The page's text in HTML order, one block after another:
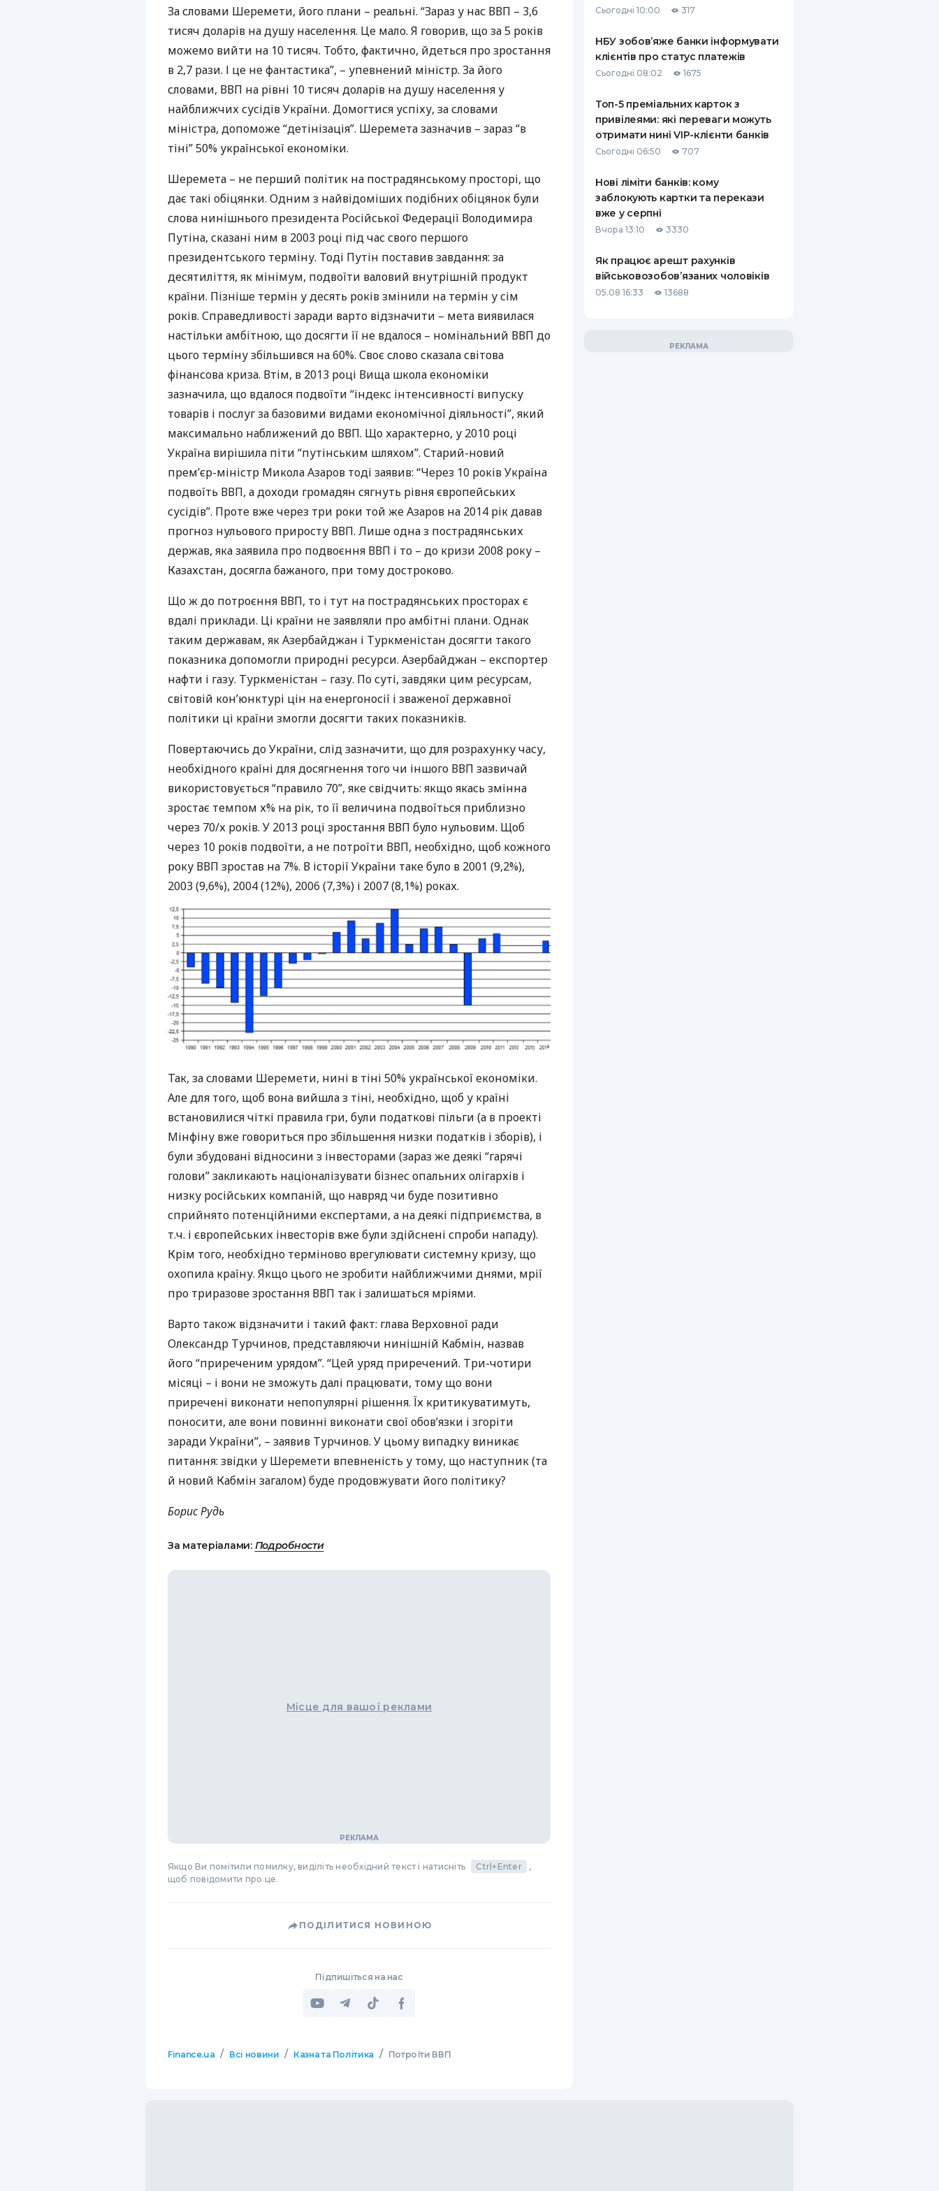
КАРТОК
КЕШБЕКУ
ПУТІВНИКИ ПО
СТРАХУВАННЮ
ВСІ СТРАХОВІ ПОЛІСИ
ВІДГУКИ ПРО СТРАХОВІ
КОМПАНІЇ
КОНТАКТИ
За словами Шеремети, його плани – реальні. “Зараз у нас ВВП – 3,6
тисяч доларів на душу населення. Це мало. Я говорив, що за 5 років
можемо вийти на 10 тисяч. Тобто, фактично, йдеться про зростання
в 2,7 рази. І це не фантастика”, – упевнений міністр. За його
словами, ВВП на рівні 10 тисяч доларів на душу населення у
найближчих сусідів України. Домогтися успіху, за словами
міністра, допоможе “детінізація”. Шеремета зазначив – зараз “в
тіні” 50% української економіки.
Шеремета – не перший політик на пострадянському просторі, що
дає такі обіцянки. Одним з найвідоміших подібних обіцянок були
слова нинішнього президента Російської Федерації Володимира
Путіна, сказані ним в 2003 році під час свого першого
президентського терміну. Тоді Путін поставив завдання: за
десятиліття, як мінімум, подвоїти валовий внутрішній продукт
країни. Пізніше термін у десять років змінили на термін у сім
років. Справедливості заради варто відзначити – мета виявилася
настільки амбітною, що досягти її не вдалося – номінальний ВВП до
цього терміну збільшився на 60%. Своє слово сказала світова
фінансова криза. Втім, в 2013 році Вища школа економіки
зазначила, що вдалося подвоїти “індекс інтенсивності випуску
товарів і послуг за базовими видами економічної діяльності”, який
максимально наближений до ВВП. Що характерно, у 2010 році
Україна вирішила піти “путінським шляхом”. Старий-новий
прем’єр-міністр Микола Азаров тоді заявив: “Через 10 років Україна
подвоїть ВВП, а доходи громадян сягнуть рівня європейських
сусідів”. Проте вже через три роки той же Азаров на 2014 рік давав
прогноз нульового приросту ВВП. Лише одна з пострадянських
держав, яка заявила про подвоєння ВВП і то – до кризи 2008 року –
Казахстан, досягла бажаного, при тому достроково.
Що ж до потроєння ВВП, то і тут на пострадянських просторах є
вдалі приклади. Ці країни не заявляли про амбітні плани. Однак
таким державам, як Азербайджан і Туркменістан досягти такого
показника допомогли природні ресурси. Азербайджан – експортер
нафти і газу. Туркменістан – газу. По суті, завдяки цим ресурсам,
світовій кон’юнктурі цін на енергоносії і зваженої державної
політики ці країни змогли досягти таких показників.
Повертаючись до України, слід зазначити, що для розрахунку часу,
необхідного країні для досягнення того чи іншого ВВП зазвичай
використовується “правило 70”, яке свідчить: якщо якась змінна
зростає темпом х% на рік, то її величина подвоїться приблизно
через 70/х років. У 2013 році зростання ВВП було нульовим. Щоб
через 10 років подвоїти, а не потроїти ВВП, необхідно, щоб кожного
року ВВП зростав на 7%. В історії України таке було в 2001 (9,2%),
2003 (9,6%), 2004 (12%), 2006 (7,3%) і 2007 (8,1%) роках.
Так, за словами Шеремети, нині в тіні 50% української економіки.
Але для того, щоб вона вийшла з тіні, необхідно, щоб у країні
встановилися чіткі правила гри, були податкові пільги (а в проекті
Мінфіну вже говориться про збільшення низки податків і зборів), і
були збудовані відносини з інвесторами (зараз же деякі “гарячі
голови” закликають націоналізувати бізнес опальних олігархів і
низку російських компаній, що навряд чи буде позитивно
сприйнято потенційними експертами, а на деякі підприємства, в
т.ч. і європейських інвесторів вже були здійснені спроби нападу).
Крім того, необхідно терміново врегулювати системну кризу, що
охопила країну. Якщо цього не зробити найближчими днями, мрії
про триразове зростання ВВП так і залишаться мріями.
Варто також відзначити і такий факт: глава Верховної ради
Олександр Турчинов, представляючи нинішній Кабмін, назвав
його “приреченим урядом”. “Цей уряд приречений. Три-чотири
місяці – і вони не зможуть далі працювати, тому що вони
приречені виконати непопулярні рішення. Їх критикуватимуть,
поносити, але вони повинні виконати свої обов’язки і згоріти
заради України”, – заявив Турчинов. У цьому випадку виникає
питання: звідки у Шеремети впевненість у тому, що наступник (та
й новий Кабмін загалом) буде продовжувати його політику?
Борис Рудь
За матеріалами: Подробности
Місце для вашої реклами
Якщо Ви помітили помилку, виділіть необхідний текст і натисніть Ctrl+Enter
,
щоб повідомити про це.
ПОДІЛИТИСЯ НОВИНОЮ
Підпишіться на нас
Finance.ua / Всі новини / Казна та Політика / Потроїти ВВП
Сьогодні 10:00 317
НБУ зобов’яже банки інформувати
клієнтів про статус платежів
Сьогодні 08:02 1675
Топ-5 преміальних карток з
привілеями: які переваги можуть
отримати нині VIP-клієнти банків
Сьогодні 06:50 707
Нові ліміти банків: кому
заблокують картки та перекази
вже у серпні
Вчора 13:10 3330
Як працює арешт рахунків
військовозобов’язаних чоловіків
05.08 16:33 13688